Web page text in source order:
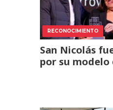
RECONOCIMIENTO
San Nicolás
por su